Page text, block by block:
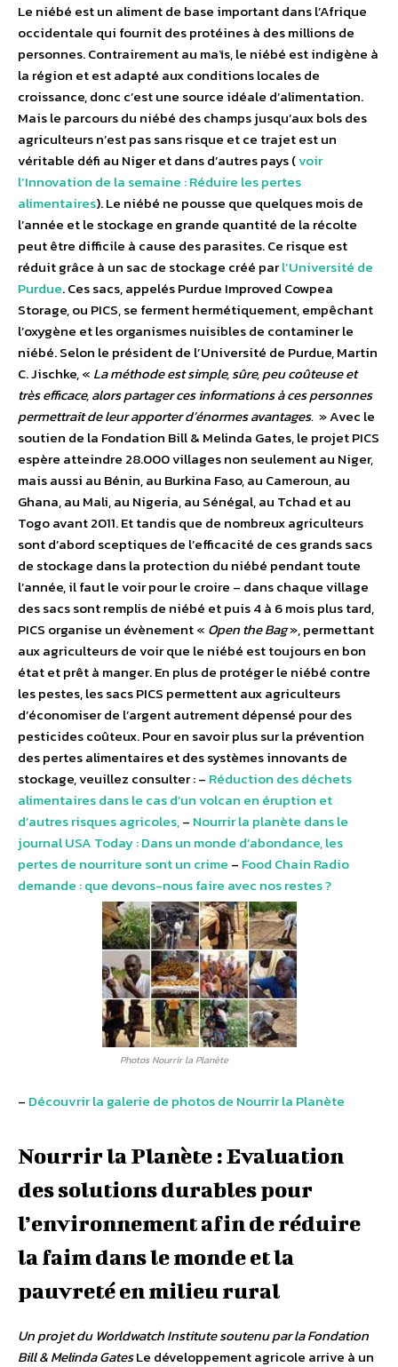
Le niébé est un aliment de base important dans l’Afrique
occidentale qui fournit des protéines à des millions de
personnes. Contrairement au maïs, le niébé est indigène à
la région et est adapté aux conditions locales de
croissance, donc c’est une source idéale d’alimentation.
Mais le parcours du niébé des champs jusqu’aux bols des
agriculteurs n’est pas sans risque et ce trajet est un
véritable défi au Niger et dans d’autres pays (voir
l’Innovation de la semaine : Réduire les pertes
alimentaires). Le niébé ne pousse que quelques mois de
l’année et le stockage en grande quantité de la récolte
peut être difficile à cause des parasites. Ce risque est
réduit grâce à un sac de stockage créé parl’Université de
Purdue. Ces sacs, appelés Purdue Improved Cowpea
Storage, ou PICS, se ferment hermétiquement, empêchant
l’oxygène et les organismes nuisibles de contaminer le
niébé. Selon le président de l’Université de Purdue, Martin
C. Jischke, « La méthode est simple, sûre, peu coûteuse et
très efficace, alors partager ces informations à ces personnes
permettrait de leur apporter d’énormes avantages. » Avec le
soutien de la Fondation Bill & Melinda Gates, le projet PICS
espère atteindre 28.000 villages non seulement au Niger,
mais aussi au Bénin, au Burkina Faso, au Cameroun, au
Ghana, au Mali, au Nigeria, au Sénégal, au Tchad et au
Togo avant 2011. Et tandis que de nombreux agriculteurs
sont d’abord sceptiques de l’efficacité de ces grands sacs
de stockage dans la protection du niébé pendant toute
l’année, il faut le voir pour le croire – dans chaque village
des sacs sont remplis de niébé et puis 4 à 6 mois plus tard,
PICS organise un évènement « Open the Bag», permettant
aux agriculteurs de voir que le niébé est toujours en bon
état et prêt à manger. En plus de protéger le niébé contre
les pestes, les sacs PICS permettent aux agriculteurs
d’économiser de l’argent autrement dépensé pour des
pesticides coûteux. Pour en savoir plus sur la prévention
des pertes alimentaires et des systèmes innovants de
stockage, veuillez consulter : – Réduction des déchets
alimentaires dans le cas d’un volcan en éruption et
d’autres risques agricoles,– Nourrir la planète dans le
journal USA Today : Dans un monde d’abondance, les
pertes de nourriture sont un crime – Food Chain Radio
demande : que devons-nous faire avec nos restes ?
Photos Nourrir la Planète
– Découvrir la galerie de photos de Nourrir la Planète
Nourrir la Planète : Evaluation
des solutions durables pour
l’environnement afin de réduire
la faim dans le monde et la
pauvreté en milieu rural
Un projet du Worldwatch Institute soutenu par la Fondation
Bill & Melinda GatesLe développement agricole arrive à un